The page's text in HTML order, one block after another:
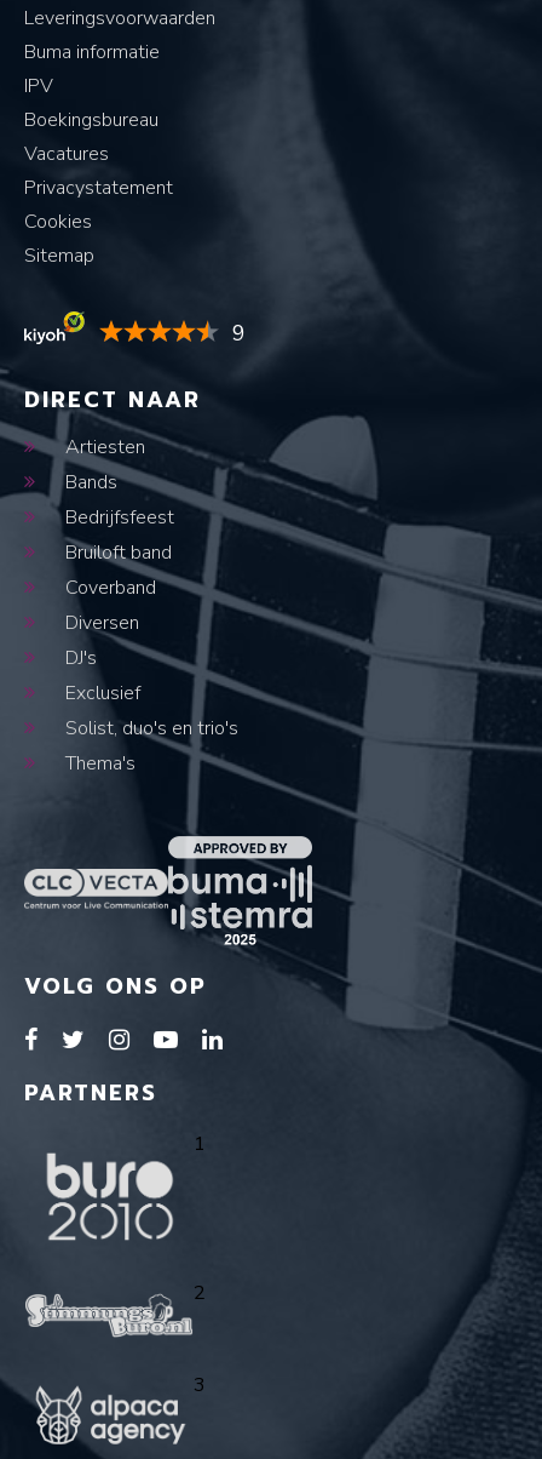
Leveringsvoorwaarden
Buma informatie
IPV
Boekingsbureau
Vacatures
Privacystatement
Cookies
Sitemap
9
DIRECT NAAR
Artiesten
Bands
Bedrijfsfeest
Bruiloft band
Coverband
Diversen
DJ's
Exclusief
Solist, duo's en trio's
Thema's
VOLG ONS OP
PARTNERS
1
2
3